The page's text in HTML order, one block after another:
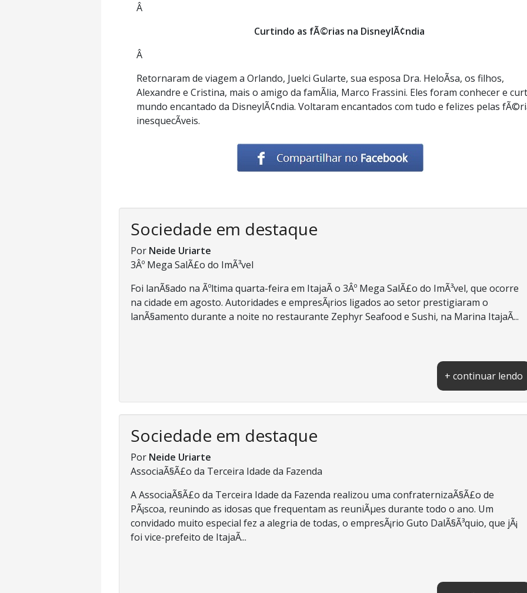
Â
Curtindo as fÃ©rias na DisneylÃ¢ndia
Â
Retornaram de viagem a Orlando, Juelci Gularte, sua esposa Dra. HeloÃ­sa, os filhos,
Alexandre e Cristina, mais o amigo da famÃ­lia, Marco Frassini. Eles foram conhecer e
mundo encantado da DisneylÃ¢ndia. Voltaram encantados com tudo e felizes pelas
inesquecÃ­veis.
Sociedade em destaque
Por Neide Uriarte
3Âº Mega SalÃ£o do ImÃ³vel
Foi lanÃ§ado na Ãºltima quarta-feira em ItajaÃ­ o 3Âº Mega SalÃ£o do ImÃ³vel, que ocorre
na cidade em agosto. Autoridades e empresÃ¡rios ligados ao setor prestigiaram o
lanÃ§amento durante a noite no restaurante Zephyr Seafood e Sushi, na Marina ItajaÃ­...
+ continuar lendo
Sociedade em destaque
Por Neide Uriarte
AssociaÃ§Ã£o da Terceira Idade da Fazenda
A AssociaÃ§Ã£o da Terceira Idade da Fazenda realizou uma confraternizaÃ§Ã£o de
PÃ¡scoa, reunindo as idosas que frequentam as reuniÃµes durante todo o ano. Um
convidado muito especial fez a alegria de todas, o empresÃ¡rio Guto DalÃ§Ã³quio, que jÃ¡
foi vice-prefeito de ItajaÃ­...